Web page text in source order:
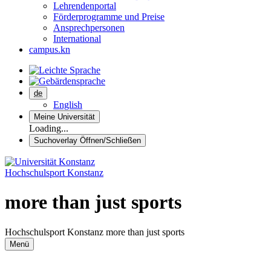
Lehrendenportal
Förderprogramme und Preise
Ansprechpersonen
International
campus.kn
de
English
Meine Universität
Loading...
Suchoverlay Öffnen/Schließen
Hochschulsport Konstanz
more than just sports
Hochschulsport Konstanz more than just sports
Menü